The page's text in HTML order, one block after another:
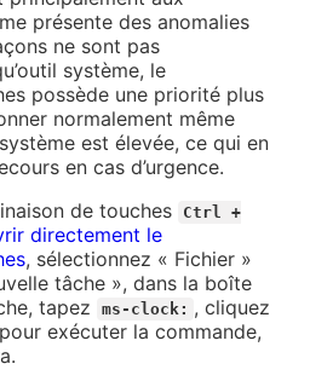
présente des anomalies
ne sont pas
système, le
possède une priorité plus
normalement même
est élevée, ce qui en
en cas d’urgence.
de touches
Ctrl +
directement le
, sélectionnez « Fichier »
tâche », dans la boîte
tapez
ms-clock: , cliquez
exécuter la commande,